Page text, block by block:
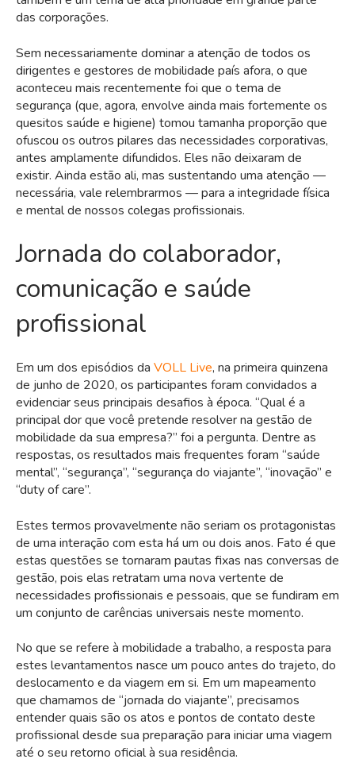
das corporações.
Sem necessariamente dominar a atenção de todos os
dirigentes e gestores de mobilidade país afora, o que
aconteceu mais recentemente foi que o tema de
segurança (que, agora, envolve ainda mais fortemente os
quesitos saúde e higiene) tomou tamanha proporção que
ofuscou os outros pilares das necessidades corporativas,
antes amplamente difundidos. Eles não deixaram de
existir. Ainda estão ali, mas sustentando uma atenção —
necessária, vale relembrarmos — para a integridade física
e mental de nossos colegas profissionais.
Jornada do colaborador,
comunicação e saúde
profissional
Em um dos episódios da VOLL Live, na primeira quinzena
de junho de 2020, os participantes foram convidados a
evidenciar seus principais desafios à época. “Qual é a
principal dor que você pretende resolver na gestão de
mobilidade da sua empresa?” foi a pergunta. Dentre as
respostas, os resultados mais frequentes foram “saúde
mental”, “segurança”, “segurança do viajante”, “inovação” e
“duty of care”.
Estes termos provavelmente não seriam os protagonistas
de uma interação com esta há um ou dois anos. Fato é que
estas questões se tornaram pautas fixas nas conversas de
gestão, pois elas retratam uma nova vertente de
necessidades profissionais e pessoais, que se fundiram em
um conjunto de carências universais neste momento.
No que se refere à mobilidade a trabalho, a resposta para
estes levantamentos nasce um pouco antes do trajeto, do
deslocamento e da viagem em si. Em um mapeamento
que chamamos de “jornada do viajante”, precisamos
entender quais são os atos e pontos de contato deste
profissional desde sua preparação para iniciar uma viagem
até o seu retorno oficial à sua residência.